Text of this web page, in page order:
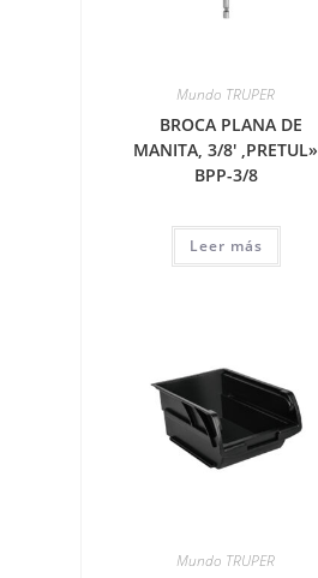
Mundo TRUPER
BROCA PLANA DE
MANITA, 3/8′ ,PRETUL»
BPP-3/8
Leer más
Mundo TRUPER